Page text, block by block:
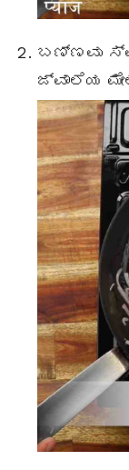
ಬಣ್ಣವು
ಜ್ವಾಲೆಯ